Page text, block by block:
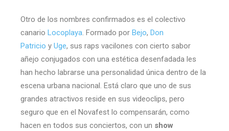
Otro de los nombres confirmados es el colectivo
canario Locoplaya. Formado por Bejo, Don
Patricio y Uge, sus raps vacilones con cierto sabor
añejo conjugados con una estética desenfadada les
han hecho labrarse una personalidad única dentro de la
escena urbana nacional. Está claro que uno de sus
grandes atractivos reside en sus videoclips, pero
seguro que en el Novafest lo compensarán, como
hacen en todos sus conciertos, con un show